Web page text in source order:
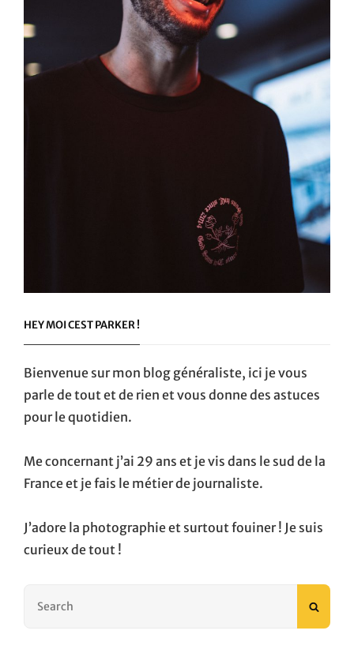
HEY MOI CEST PARKER !
Bienvenue sur mon blog généraliste, ici je vous
parle de tout et de rien et vous donne des astuces
pour le quotidien.
Me concernant j’ai 29 ans et je vis dans le sud de la
France et je fais le métier de journaliste.
J’adore la photographie et surtout fouiner ! Je suis
curieux de tout !